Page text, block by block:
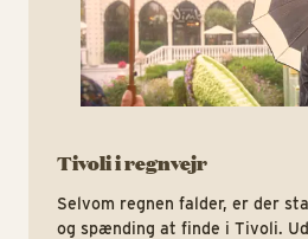
Tivoli i regnvejr
Selvom regnen falder, er der
og spænding at finde i Tivoli.